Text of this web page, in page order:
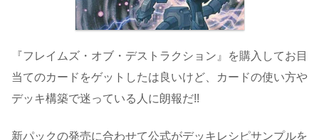
『フレイムズ・オブ・デストラクション』を購入してお目
当てのカードをゲットしたは良いけど、カードの使い方や
デッキ構築で迷っている人に朗報だ!!
新パックの発売に合わせて公式がデッキレシピサンプルを